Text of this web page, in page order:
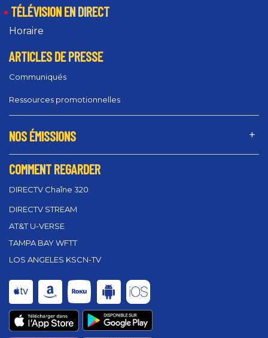
TÉLÉVISION EN DIRECT
Horaire
ARTICLES DE PRESSE
Communiqués
Ressources promotionnelles
NOS ÉMISSIONS
COMMENT REGARDER
DIRECTV Chaîne 320
DIRECTV STREAM
AT&T U-VERSE
TAMPA BAY WFTT
LOS ANGELES KSCN-TV